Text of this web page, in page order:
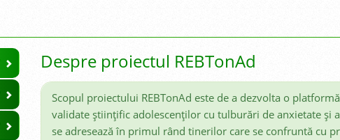
Despre proiectul REBTonAd
Scopul proiectului REBTonAd este de a dezvolta o
validate ştiinţific adolescenţilor cu tulburări de anxietate şi
se adresează în primul rând tinerilor care se confruntă cu